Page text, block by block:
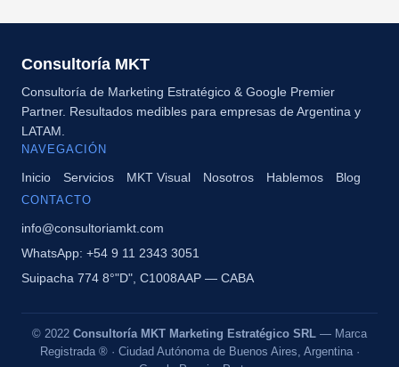
Consultoría MKT
Consultoría de Marketing Estratégico & Google Premier
Partner. Resultados medibles para empresas de Argentina y
LATAM.
NAVEGACIÓN
Inicio Servicios MKT Visual Nosotros Hablemos Blog
CONTACTO
info@consultoriamkt.com
WhatsApp: +54 9 11 2343 3051
Suipacha 774 8°"D", C1008AAP — CABA
© 2022 Consultoría MKT Marketing Estratégico SRL — Marca
Registrada ® · Ciudad Autónoma de Buenos Aires, Argentina ·